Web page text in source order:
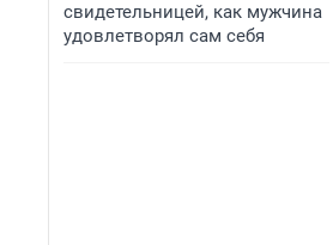
свидетельницей, как мужчина
удовлетворял сам себя